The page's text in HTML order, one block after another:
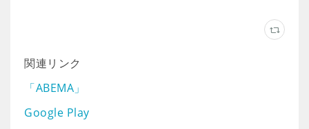
関連リンク
「ABEMA」
Google Play